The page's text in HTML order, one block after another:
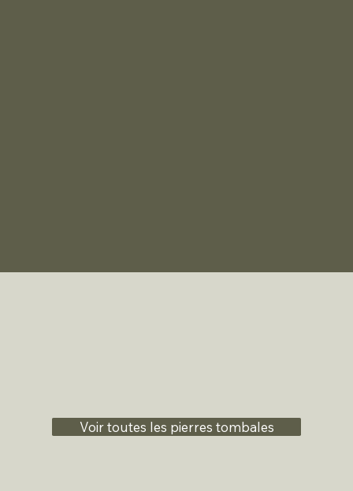
Voir toutes les pierres tombales